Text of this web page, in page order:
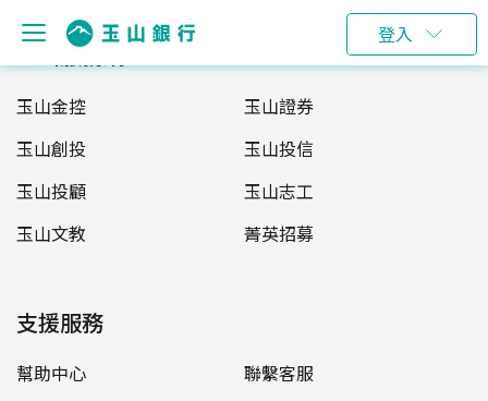
登入
玉山服務網
玉山金控
玉山證券
玉山創投
玉山投信
玉山投顧
玉山志工
玉山文教
菁英招募
支援服務
幫助中心
聯繫客服